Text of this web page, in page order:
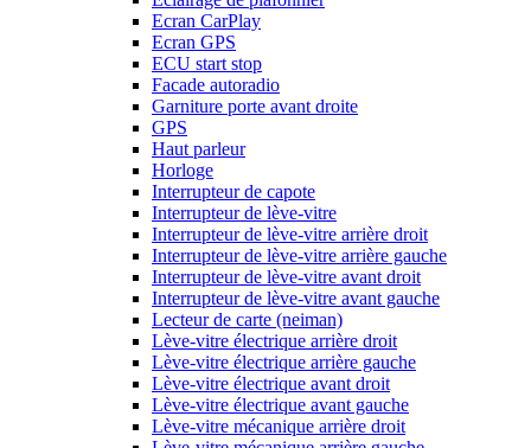
Ecran CarPlay
Ecran GPS
ECU start stop
Facade autoradio
Garniture porte avant droite
GPS
Haut parleur
Horloge
Interrupteur de capote
Interrupteur de lève-vitre
Interrupteur de lève-vitre arrière droit
Interrupteur de lève-vitre arrière gauche
Interrupteur de lève-vitre avant droit
Interrupteur de lève-vitre avant gauche
Lecteur de carte (neiman)
Lève-vitre électrique arrière droit
Lève-vitre électrique arrière gauche
Lève-vitre électrique avant droit
Lève-vitre électrique avant gauche
Lève-vitre mécanique arrière droit